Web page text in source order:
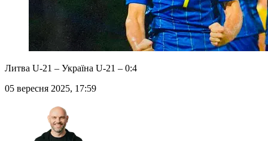
Литва U-21 – Україна U-21 – 0:4
05 вересня 2025, 17:59